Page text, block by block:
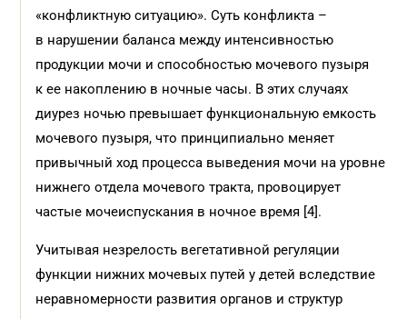
«конфликтную ситуацию». Суть конфликта –
в нарушении баланса между интенсивностью
продукции мочи и способностью мочевого пузыря
к ее накоплению в ночные часы. В этих случаях
диурез ночью превышает функциональную емкость
мочевого пузыря, что принципиально меняет
привычный ход процесса выведения мочи на уровне
нижнего отдела мочевого тракта, провоцирует
частые мочеиспускания в ночное время [4].
Учитывая незрелость вегетативной регуляции
функции нижних мочевых путей у детей вследствие
неравномерности развития органов и структур